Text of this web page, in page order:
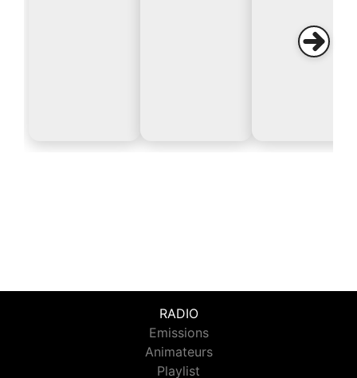
RADIO
Emissions
Animateurs
Playlist